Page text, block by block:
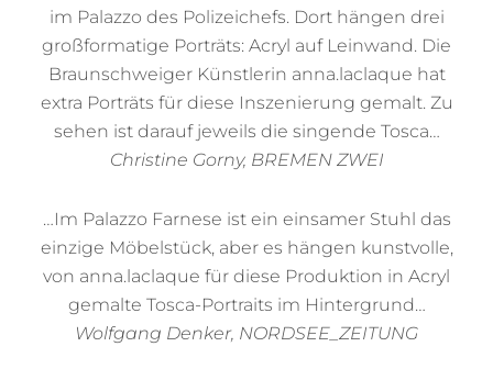
im Palazzo des Polizeichefs. Dort hängen drei
großformatige Porträts: Acryl auf Leinwand. Die
Braunschweiger Künstlerin anna.laclaque hat
extra Porträts für diese Inszenierung gemalt. Zu
sehen ist darauf jeweils die singende Tosca…
Christine Gorny, BREMEN ZWEI
…Im Palazzo Farnese ist ein einsamer Stuhl das
einzige Möbelstück, aber es hängen kunstvolle,
von anna.laclaque für diese Produktion in Acryl
gemalte Tosca-Portraits im Hintergrund…
Wolfgang Denker, NORDSEE_ZEITUNG